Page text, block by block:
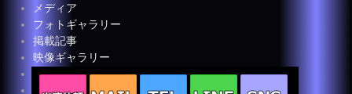
メディア
フォトギャラリー
掲載記事
映像ギャラリー
お客様の声
お問い合わせ